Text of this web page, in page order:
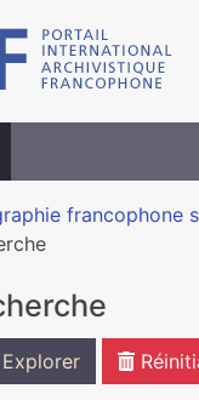
francophone
Explorer